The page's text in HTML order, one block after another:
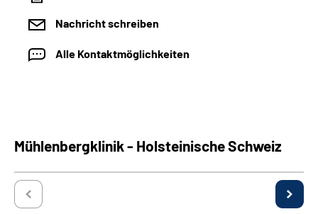
Nachricht schreiben
Alle Kontaktmöglichkeiten
Mühlenbergklinik - Holsteinische Schweiz